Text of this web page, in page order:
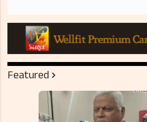
Featured